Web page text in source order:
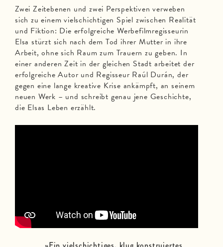
Zwei Zeitebenen und zwei Perspektiven verweben
sich zu einem vielschichtigen Spiel zwischen Realität
und Fiktion: Die erfolgreiche Werbefilmregisseurin
Elsa stürzt sich nach dem Tod ihrer Mutter in ihre
Arbeit, ohne sich Raum zum Trauern zu geben. In
einer anderen Zeit in der gleichen Stadt arbeitet der
erfolgreiche Autor und Regisseur Raúl Durán, der
gegen eine lange kreative Krise ankämpft, an seinem
neuen Werk – und schreibt genau jene Geschichte,
die Elsas Leben erzählt.